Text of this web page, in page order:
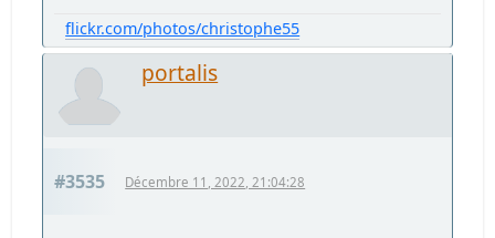
flickr.com/photos/christophe55
portalis
#3535 Décembre 11, 2022, 21:04:28